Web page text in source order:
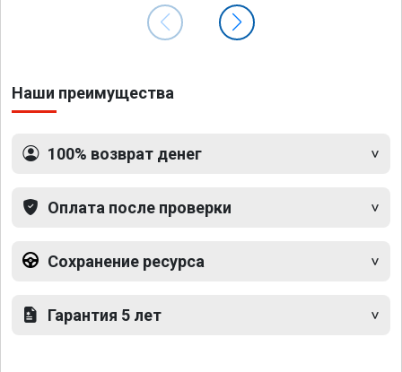
Наши преимущества
100% возврат денег
Оплата после проверки
Сохранение ресурса
Гарантия 5 лет